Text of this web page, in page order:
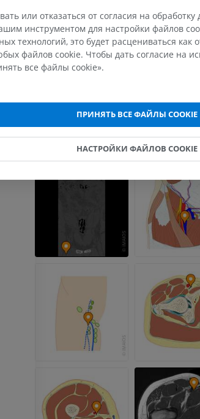
МРТ запястья
MPT
ПРЕМИУМ
МРТ локтевого сустава
ПРЕМИУМ
ПРЕМИУМ
Рентгенография
ПРЕМИУМ
Верхняя конечность
ПРЕМИУМ
Ангиография артерий
верхней конечности
Ангиография
Visible Human Project
Фотографии
ПРЕМИУМ
или отказаться от согласия на
инструментом для настройки файлов
технологий, это будет расцениваться
файлов cookie. Чтобы дать согласие на
все файлы cookie».
ПРИНЯТЬ ВСЕ ФАЙЛЫ COOKIE
НАСТРОЙКИ ФАЙЛОВ COOKIE